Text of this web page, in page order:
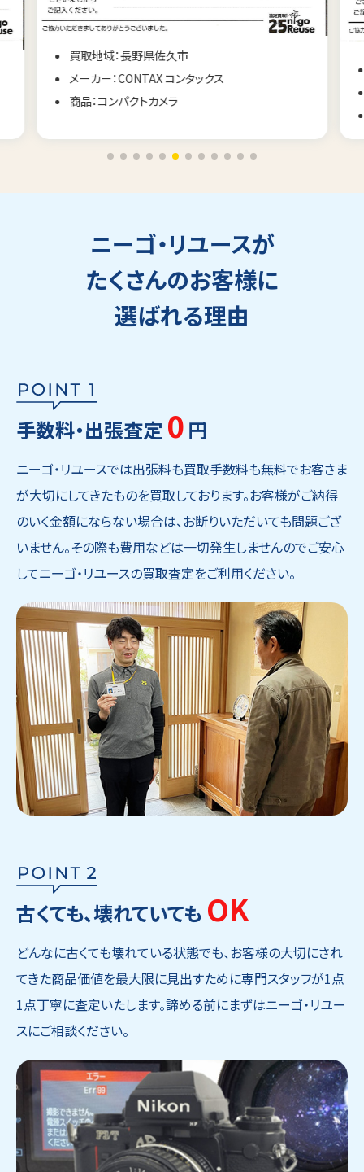
買取地域：長野県佐久市
メーカー：CONTAX コンタックス
商品：コンパクトカメラ
ニーゴ・リユースが
たくさんのお客様に
選ばれる理由
手数料・出張査定 0 円
ニーゴ・リユースでは出張料も買取手数料も無料でお客さま
が大切にしてきたものを買取しております。お客様がご納得
のいく金額にならない場合は、お断りいただいても問題ござ
いません。その際も費用などは一切発生しませんのでご安心
してニーゴ・リユースの買取査定をご利用ください。
古くても、壊れていても OK
どんなに古くても壊れている状態でも、お客様の大切にされ
てきた商品価値を最大限に見出すために専門スタッフが1点
1点丁寧に査定いたします。諦める前にまずはニーゴ・リユー
スにご相談ください。